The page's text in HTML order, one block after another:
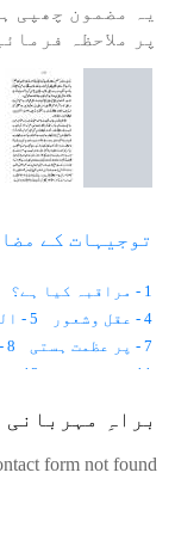
یہ مضمون چھپی
پر ملاحظہ
توجیہات کے
1 - مراقبہ کیا ہے؟
4 - عقل وشعور
5 - اللہ کا نور
7 - پر عظمت ہستی
8 - طرزِ فکر
11 - غیب بینی
12 - خواب کی حالت
18 - علم کی طرزیں
22.1 - حقیقت
براہِ مہربانی
form not found.